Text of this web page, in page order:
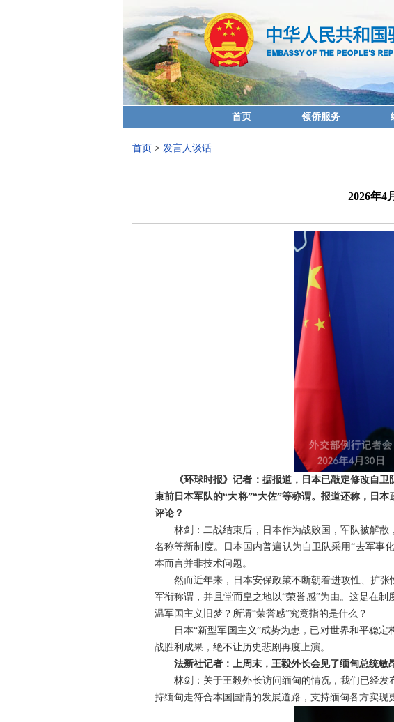
首页 领侨服务
首页 > 发言人谈话
2026年4
《环球时报》记者：据报道，日本已敲定修改自
束前日本军队的“大将”“大佐”等称谓。报道还称，日
评论？
林剑：二战结束后，日本作为战败国，军队被解
名称等新制度。日本国内普遍认为自卫队采用“去军事
本而言并非技术问题。
然而近年来，日本安保政策不断朝着进攻性、扩
军衔称谓，并且堂而皇之地以“荣誉感”为由。这是在
温军国主义旧梦？所谓“荣誉感”究竟指的是什么？
日本“新型军国主义”成势为患，已对世界和平稳
战胜利成果，绝不让历史悲剧再度上演。
法新社记者：上周末，王毅外长会见了缅甸总统
林剑：关于王毅外长访问缅甸的情况，我们已经
持缅甸走符合本国国情的发展道路，支持缅甸各方实现